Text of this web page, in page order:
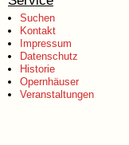
Suchen
Kontakt
Impressum
Datenschutz
Historie
Opernhäuser
Veranstaltungen